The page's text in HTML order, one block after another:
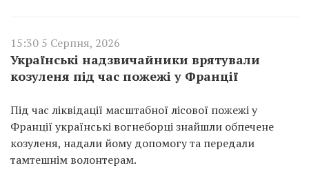
15:30 5 Серпня, 2026
Українські надзвичайники врятували
козуленя під час пожежі у Франції
Під час ліквідації масштабної лісової пожежі у
Франції українські вогнеборці знайшли обпечене
козуленя, надали йому допомогу та передали
тамтешнім волонтерам.